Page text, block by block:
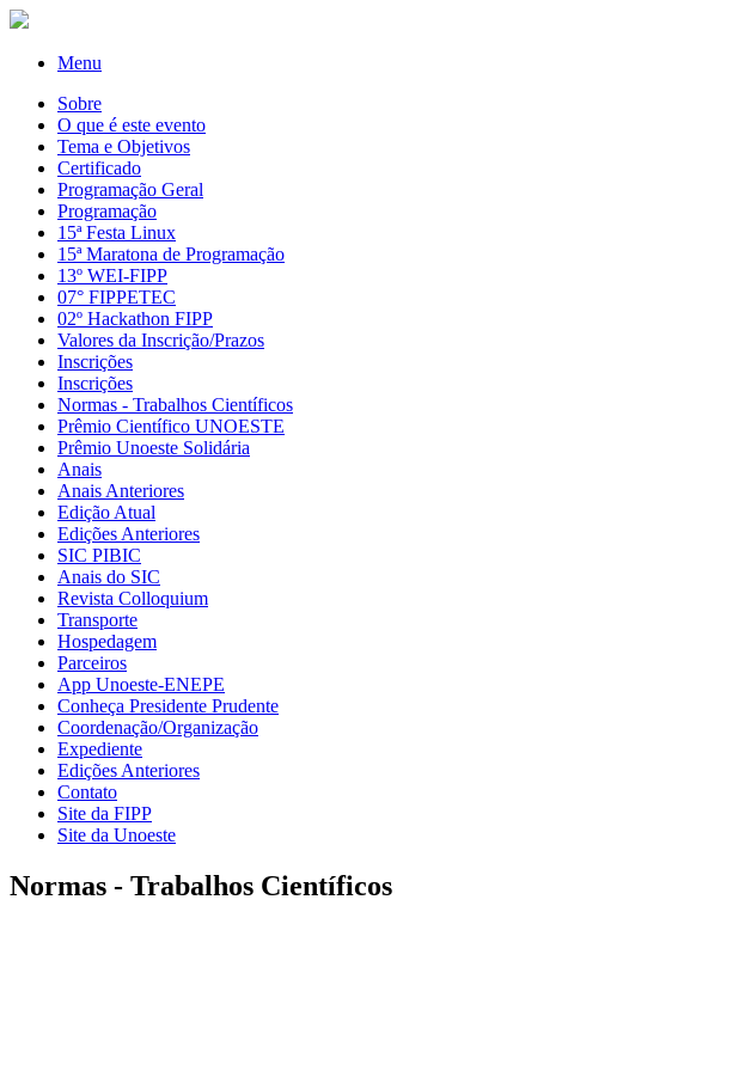
Menu
Sobre
O que é este evento
Tema e Objetivos
Certificado
Programação Geral
Programação
15ª Festa Linux
15ª Maratona de Programação
13º WEI-FIPP
07° FIPPETEC
02º Hackathon FIPP
Valores da Inscrição/Prazos
Inscrições
Inscrições
Normas - Trabalhos Científicos
Prêmio Científico UNOESTE
Prêmio Unoeste Solidária
Anais
Anais Anteriores
Edição Atual
Edições Anteriores
SIC PIBIC
Anais do SIC
Revista Colloquium
Transporte
Hospedagem
Parceiros
App Unoeste-ENEPE
Conheça Presidente Prudente
Coordenação/Organização
Expediente
Edições Anteriores
Contato
Site da FIPP
Site da Unoeste
Normas - Trabalhos Científicos